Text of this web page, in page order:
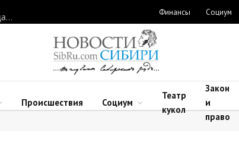
Новосибирские нейрохирурги восстановили функции рук двум бойцам после минно-взрывных травм
Финансы Социум
Происшествия Социум
Театр
кукол
Закон
и
право